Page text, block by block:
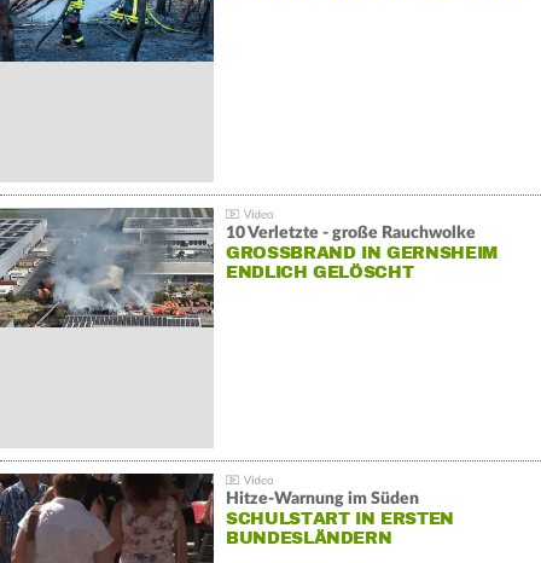
10 Verletzte - große Rauchwolke
GROSSBRAND IN GERNSHEIM E
NDLICH GELÖSCHT
Hitze-Warnung im Süden
SCHULSTART IN ERSTEN
BUNDESLÄNDERN